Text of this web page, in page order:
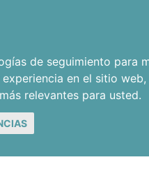
de seguimiento para
en el sitio web,
relevantes para usted.